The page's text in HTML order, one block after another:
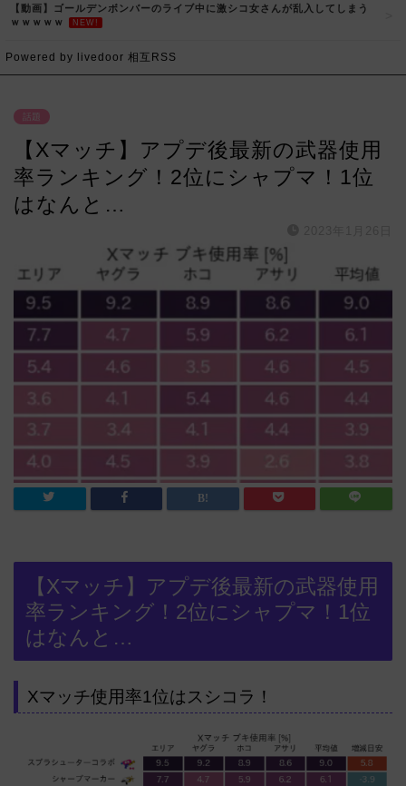
【動画】ゴールデンボンバーのライブ中に激シコ女さんが乱入してしまう
ｗｗｗｗｗ
NEW!
Powered by livedoor 相互RSS
話題
【Xマッチ】アプデ後最新の武器使用
率ランキング！2位にシャプマ！1位
はなんと…
【Xマッチ】アプデ後最新の武器使用
率ランキング！2位にシャプマ！1位
はなんと…
Xマッチ使用率1位はスシコラ！